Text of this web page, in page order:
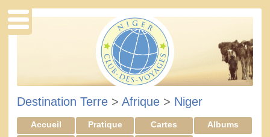
Destination Terre > Afrique > Niger
Accueil Pratique Cartes
Albums